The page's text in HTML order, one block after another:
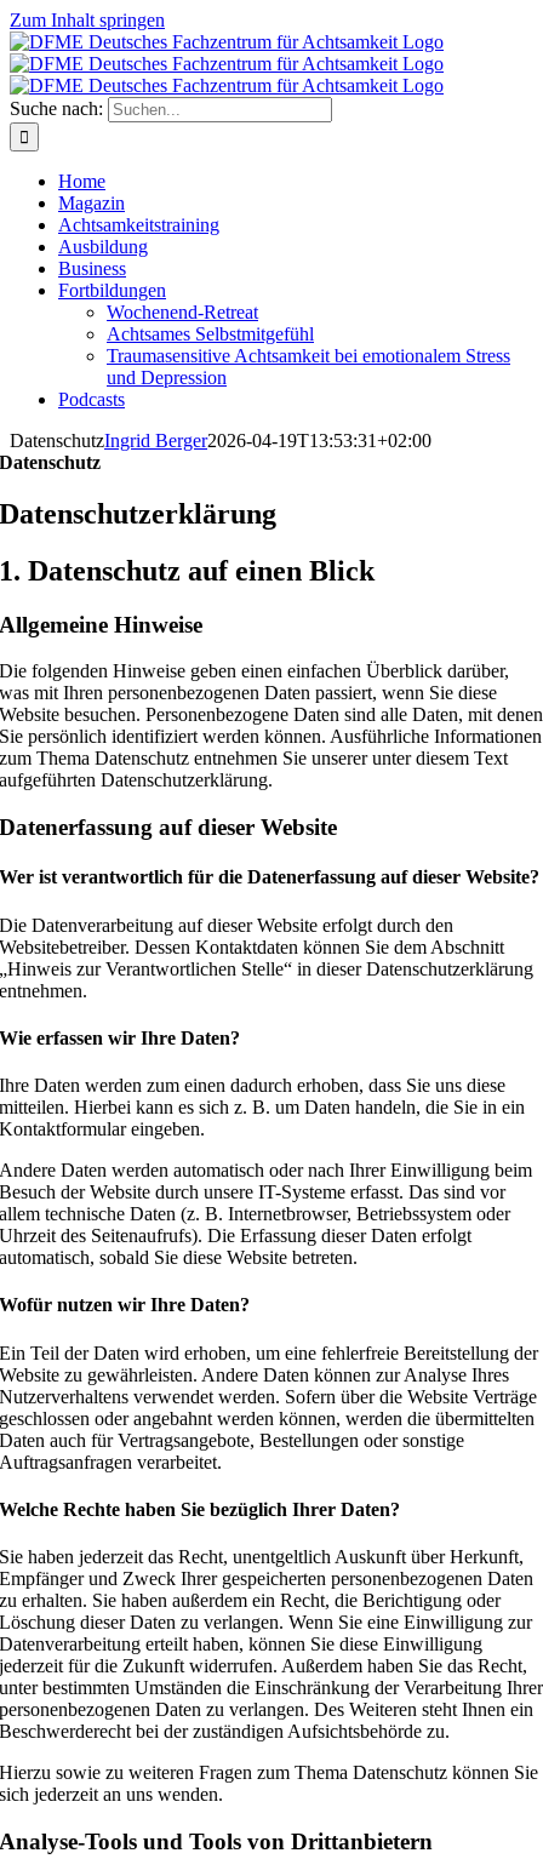
Zum Inhalt springen
Suche nach:
Home
Magazin
Achtsamkeitstraining
Ausbildung
Business
Fortbildungen
Wochenend-Retreat
Achtsames Selbstmitgefühl
Traumasensitive Achtsamkeit bei emotionalem Stress
und Depression
Podcasts
DatenschutzIngrid Berger2026-04-19T13:53:31+02:00
Datenschutz
Datenschutz­erklärung
1. Datenschutz auf einen Blick
Allgemeine Hinweise
Die folgenden Hinweise geben einen einfachen Überblick darüber,
was mit Ihren personenbezogenen Daten passiert, wenn Sie diese
Website besuchen. Personenbezogene Daten sind alle Daten, mit denen
Sie persönlich identifiziert werden können. Ausführliche Informationen
zum Thema Datenschutz entnehmen Sie unserer unter diesem Text
aufgeführten Datenschutzerklärung.
Datenerfassung auf dieser Website
Wer ist verantwortlich für die Datenerfassung auf dieser Website?
Die Datenverarbeitung auf dieser Website erfolgt durch den
Websitebetreiber. Dessen Kontaktdaten können Sie dem Abschnitt
„Hinweis zur Verantwortlichen Stelle“ in dieser Datenschutzerklärung
entnehmen.
Wie erfassen wir Ihre Daten?
Ihre Daten werden zum einen dadurch erhoben, dass Sie uns diese
mitteilen. Hierbei kann es sich z. B. um Daten handeln, die Sie in ein
Kontaktformular eingeben.
Andere Daten werden automatisch oder nach Ihrer Einwilligung beim
Besuch der Website durch unsere IT-Systeme erfasst. Das sind vor
allem technische Daten (z. B. Internetbrowser, Betriebssystem oder
Uhrzeit des Seitenaufrufs). Die Erfassung dieser Daten erfolgt
automatisch, sobald Sie diese Website betreten.
Wofür nutzen wir Ihre Daten?
Ein Teil der Daten wird erhoben, um eine fehlerfreie Bereitstellung der
Website zu gewährleisten. Andere Daten können zur Analyse Ihres
Nutzerverhaltens verwendet werden. Sofern über die Website Verträge
geschlossen oder angebahnt werden können, werden die übermittelten
Daten auch für Vertragsangebote, Bestellungen oder sonstige
Auftragsanfragen verarbeitet.
Welche Rechte haben Sie bezüglich Ihrer Daten?
Sie haben jederzeit das Recht, unentgeltlich Auskunft über Herkunft,
Empfänger und Zweck Ihrer gespeicherten personenbezogenen Daten
zu erhalten. Sie haben außerdem ein Recht, die Berichtigung oder
Löschung dieser Daten zu verlangen. Wenn Sie eine Einwilligung zur
Datenverarbeitung erteilt haben, können Sie diese Einwilligung
jederzeit für die Zukunft widerrufen. Außerdem haben Sie das Recht,
unter bestimmten Umständen die Einschränkung der Verarbeitung Ihrer
personenbezogenen Daten zu verlangen. Des Weiteren steht Ihnen ein
Beschwerderecht bei der zuständigen Aufsichtsbehörde zu.
Hierzu sowie zu weiteren Fragen zum Thema Datenschutz können Sie
sich jederzeit an uns wenden.
Analyse-Tools und Tools von Dritt­anbietern